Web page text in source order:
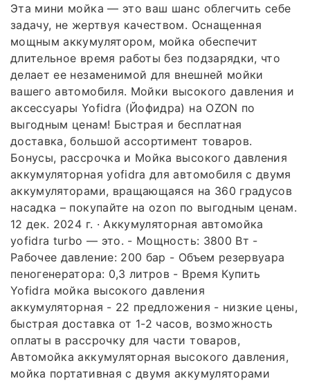
Эта мини мойка — это ваш шанс облегчить себе
задачу, не жертвуя качеством. Оснащенная
мощным аккумулятором, мойка обеспечит
длительное время работы без подзарядки, что
делает ее незаменимой для внешней мойки
вашего автомобиля. Мойки высокого давления и
аксессуары Yofidra (Йофидра) на OZON по
выгодным ценам! Быстрая и бесплатная
доставка, большой ассортимент товаров.
Бонусы, рассрочка и Мойка высокого давления
аккумуляторная yofidra для автомобиля с двумя
аккумуляторами, вращающаяся на 360 градусов
насадка – покупайте на ozon по выгодным ценам.
12 дек. 2024 г. · Аккумуляторная автомойка
yofidra turbo — это. - Мощность: 3800 Вт -
Рабочее давление: 200 бар - Объем резервуара
пеногенератора: 0,3 литров - Время Купить
Yofidra мойка высокого давления
аккумуляторная - 22 предложения - низкие цены,
быстрая доставка от 1-2 часов, возможность
оплаты в рассрочку для части товаров,
Автомойка аккумуляторная высокого давления,
мойка портативная с двумя аккумуляторами